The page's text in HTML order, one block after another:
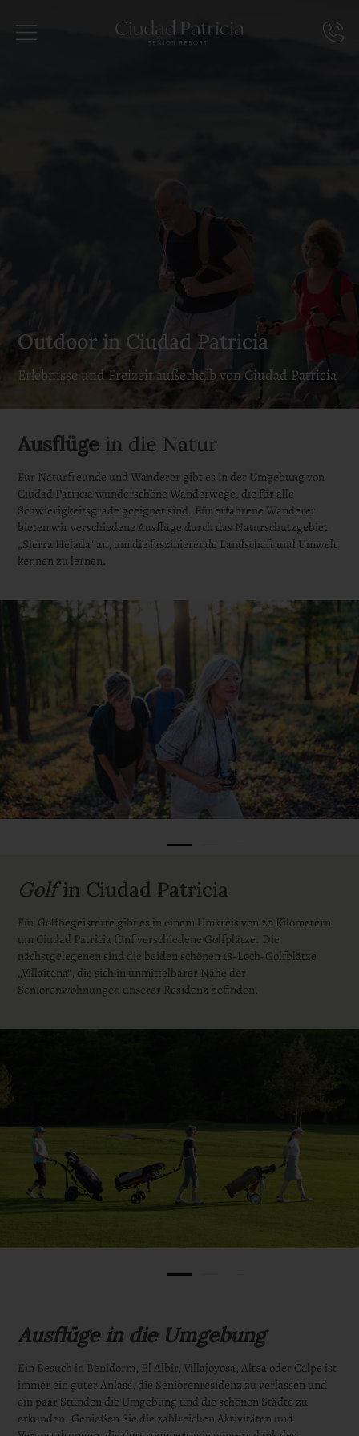
Outdoor in Ciudad Patricia
Erlebnisse und Freizeit außerhalb von Ciudad Patricia
Ausflüge in die Natur
Für Naturfreunde und Wanderer gibt es in der Umgebung von
Ciudad Patricia wunderschöne Wanderwege, die für alle
Schwierigkeitsgrade geeignet sind. Für erfahrene Wanderer
bieten wir verschiedene Ausflüge durch das Naturschutzgebiet
„Sierra Helada“ an, um die faszinierende Landschaft und Umwelt
kennen zu lernen.
Golfin Ciudad Patricia
Für Golfbegeisterte gibt es in einem Umkreis von 20 Kilometern
um Ciudad Patricia fünf verschiedene Golfplätze. Die
nächstgelegenen sind die beiden schönen 18-Loch-Golfplätze
„Villaitana“, die sich in unmittelbarer Nähe der
Seniorenwohnungen unserer Residenz befinden.
Ausflüge in die Umgebung
Ein Besuch in Benidorm, El Albir, Villajoyosa, Altea oder Calpe ist
immer ein guter Anlass, die Seniorenresidenz zu verlassen und
ein paar Stunden die Umgebung und die schönen Städte zu
erkunden. Genießen Sie die zahlreichen Aktivitäten und